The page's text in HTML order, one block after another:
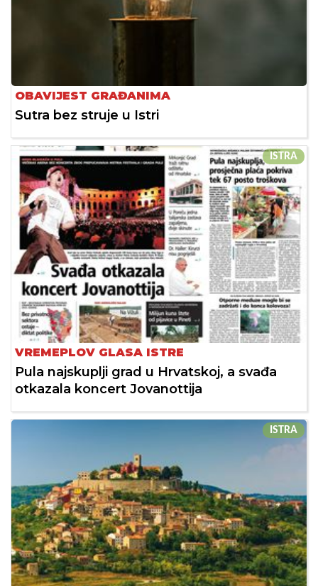
OBAVIJEST GRAĐANIMA
Sutra bez struje u Istri
ISTRA
VREMEPLOV GLASA ISTRE
Pula najskuplji grad u Hrvatskoj, a svađa
otkazala koncert Jovanottija
ISTRA